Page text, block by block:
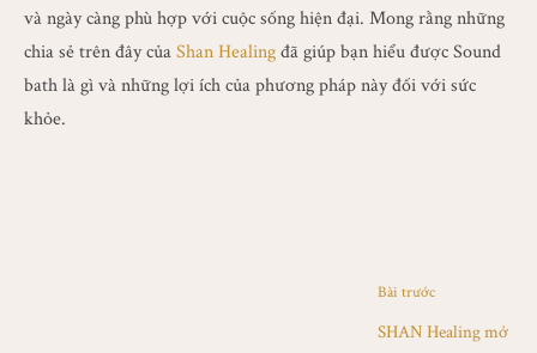
và ngày càng phù hợp với cuộc sống hiện đại. Mong rằng những
chia sẻ trên đây củaShan Healingđã giúp bạn hiểu được Sound
bath là gì và những lợi ích của phương pháp này đối với sức
khỏe.
Bài trước
SHAN Healing mở